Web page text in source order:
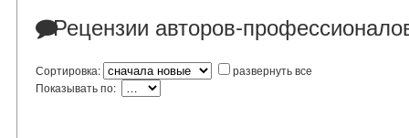
Рецензии авторов-
Сортировка:
развернуть все
Показывать по: